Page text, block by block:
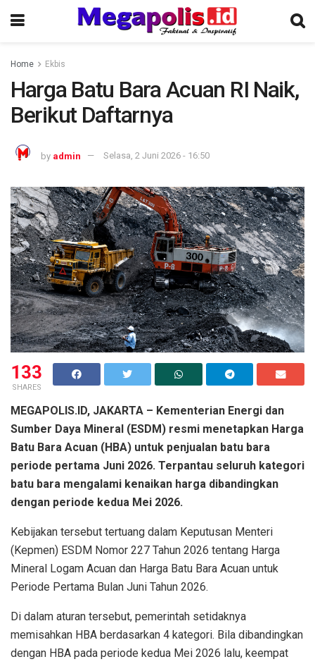
Home Ekbis
Harga Batu Bara Acuan RI Naik,
Berikut Daftarnya
by admin Selasa, 2 Juni 2026 - 16:50
133
SHARES
MEGAPOLIS.ID, JAKARTA – Kementerian Energi dan
Sumber Daya Mineral (ESDM) resmi menetapkan Harga
Batu Bara Acuan (HBA) untuk penjualan batu bara
periode pertama Juni 2026. Terpantau seluruh kategori
batu bara mengalami kenaikan harga dibandingkan
dengan periode kedua Mei 2026.
Kebijakan tersebut tertuang dalam Keputusan Menteri
(Kepmen) ESDM Nomor 227 Tahun 2026 tentang Harga
Mineral Logam Acuan dan Harga Batu Bara Acuan untuk
Periode Pertama Bulan Juni Tahun 2026.
Di dalam aturan tersebut, pemerintah setidaknya
memisahkan HBA berdasarkan 4 kategori. Bila dibandingkan
dengan HBA pada periode kedua Mei 2026 lalu, keempat